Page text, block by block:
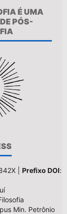
É UMA
PÓS-
| Prefixo DOI:
Min. Petrônio